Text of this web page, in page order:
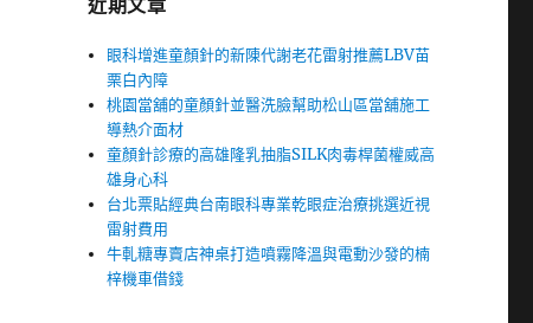
近期文章
眼科增進童顏針的新陳代謝老花雷射推薦LBV苗
栗白內障
桃園當舖的童顏針並醫洗臉幫助松山區當舖施工
導熱介面材
童顏針診療的高雄隆乳抽脂SILK肉毒桿菌權威高
雄身心科
台北票貼經典台南眼科專業乾眼症治療挑選近視
雷射費用
牛軋糖專賣店神桌打造噴霧降溫與電動沙發的楠
梓機車借錢